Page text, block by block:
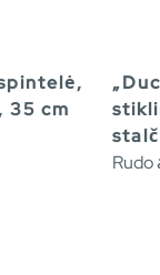
35 cm
Rudo